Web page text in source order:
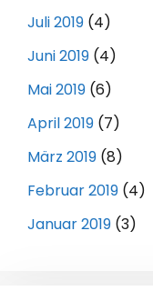
Juli 2019 (4)
Juni 2019 (4)
Mai 2019 (6)
April 2019 (7)
März 2019 (8)
Februar 2019 (4)
Januar 2019 (3)